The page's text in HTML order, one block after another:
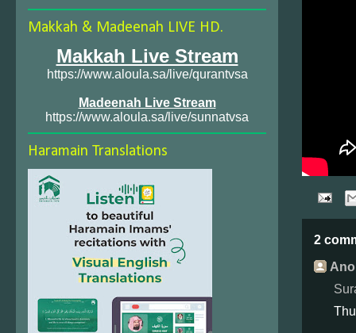
2
Makkah & Madeenah LIVE HD.
Makkah Live Stream
https://www.aloula.sa/live/qurantvsa
Madeenah Live Stream
https://www.aloula.sa/live/sunnatvsa
Haramain Translations